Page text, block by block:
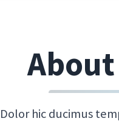
Dolor hic ducimus